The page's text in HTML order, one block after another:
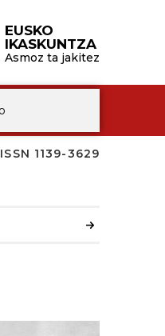
EUSKO
IKASKUNTZA
Asmoz ta jakitez
ISSN 1139-3629